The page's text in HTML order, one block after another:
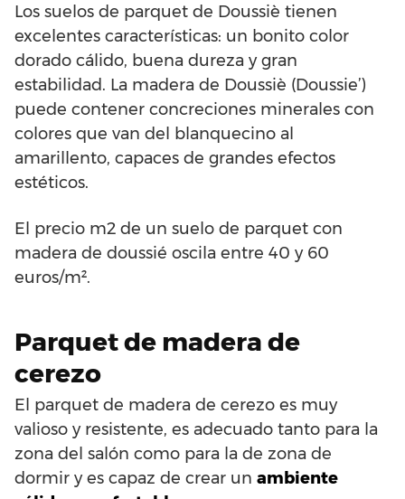
Los suelos de parquet de Doussiè tienen
excelentes características: un bonito color
dorado cálido, buena dureza y gran
estabilidad. La madera de Doussiè (Doussie’)
puede contener concreciones minerales con
colores que van del blanquecino al
amarillento, capaces de grandes efectos
estéticos.
El precio m2 de un suelo de parquet con
madera de doussié oscila entre 40 y 60
euros/m².
Parquet de madera de
cerezo
El parquet de madera de cerezo es muy
valioso y resistente, es adecuado tanto para la
zona del salón como para la de zona de
dormir y es capaz de crear un ambiente